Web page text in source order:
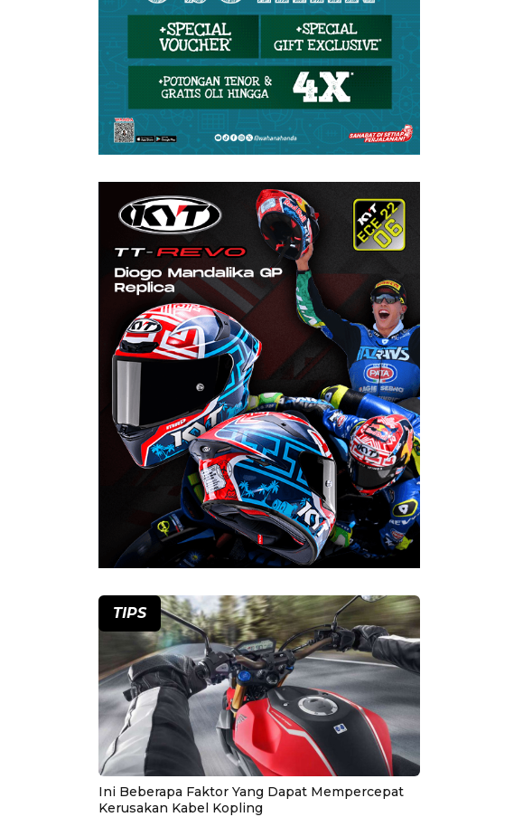
TIPS
Ini Beberapa Faktor Yang Dapat Mempercepat
Kerusakan Kabel Kopling